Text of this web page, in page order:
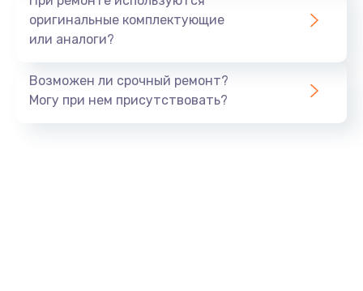
оригинальные комплектующие
или аналоги?
Возможен ли срочный ремонт?
Могу при нем присутствовать?